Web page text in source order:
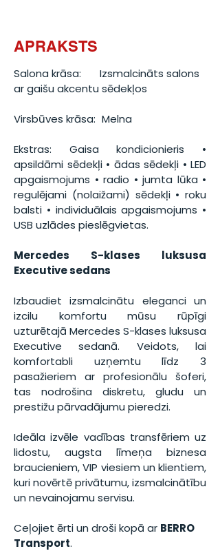
APRAKSTS
Salona krāsa:
Izsmalcināts salons
ar gaišu akcentu sēdekļos
Virsbūves krāsa: Melna
Ekstras: Gaisa kondicionieris •
apsildāmi sēdekļi • ādas sēdekļi • LED
apgaismojums • radio • jumta lūka •
regulējami (nolaižami) sēdekļi • roku
balsti • individuālais apgaismojums •
USB uzlādes pieslēgvietas.
Mercedes S-klases luksusa
Executive sedans
Izbaudiet izsmalcinātu eleganci un
izcilu komfortu mūsu rūpīgi
uzturētajā Mercedes S-klases luksusa
Executive sedanā. Veidots, lai
komfortabli uzņemtu līdz 3
pasažieriem ar profesionālu šoferi,
tas nodrošina diskretu, gludu un
prestižu pārvadājumu pieredzi.
Ideāla izvēle vadības transfēriem uz
lidostu, augsta līmeņa biznesa
braucieniem, VIP viesiem un klientiem,
kuri novērtē privātumu, izsmalcinātību
un nevainojamu servisu.
Ceļojiet ērti un droši kopā ar BERRO
Transport.